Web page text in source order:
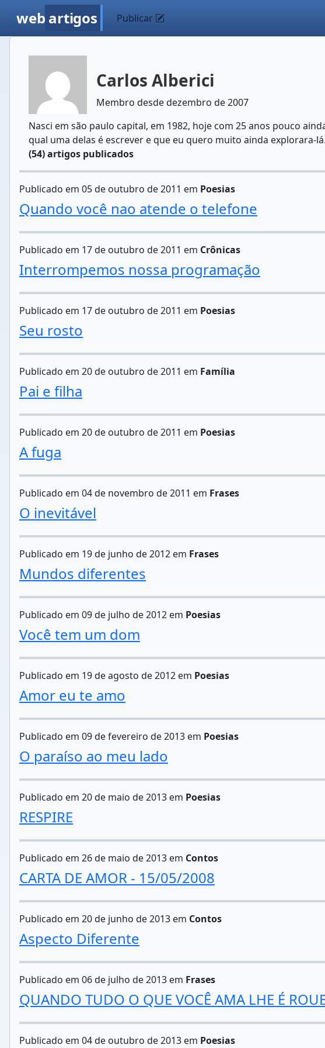
web artigos Publicar
Carlos Alberici
Membro desde dezembro de 2007
Nasci em são paulo capital, em 1982, hoje com 25 anos pouco
qual uma delas é escrever e que eu quero muito ainda explorara-lá.
(54) artigos publicados
Publicado em 05 de outubro de 2011 em Poesias
Quando você nao atende o telefone
Publicado em 17 de outubro de 2011 em Crônicas
Interrompemos nossa programação
Publicado em 17 de outubro de 2011 em Poesias
Seu rosto
Publicado em 20 de outubro de 2011 em Família
Pai e filha
Publicado em 20 de outubro de 2011 em Poesias
A fuga
Publicado em 04 de novembro de 2011 em Frases
O inevitável
Publicado em 19 de junho de 2012 em Frases
Mundos diferentes
Publicado em 09 de julho de 2012 em Poesias
Você tem um dom
Publicado em 19 de agosto de 2012 em Poesias
Amor eu te amo
Publicado em 09 de fevereiro de 2013 em Poesias
O paraíso ao meu lado
Publicado em 20 de maio de 2013 em Poesias
RESPIRE
Publicado em 26 de maio de 2013 em Contos
CARTA DE AMOR - 15/05/2008
Publicado em 20 de junho de 2013 em Contos
Aspecto Diferente
Publicado em 06 de julho de 2013 em Frases
QUANDO TUDO O QUE VOCÊ AMA LHE É
Publicado em 04 de outubro de 2013 em Poesias